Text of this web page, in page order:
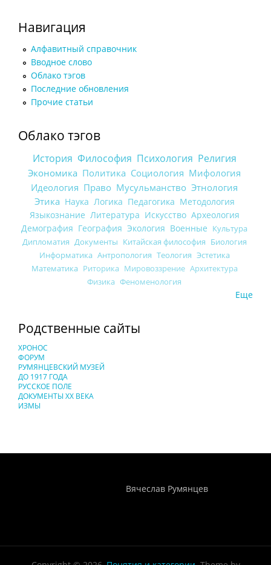
Навигация
Алфавитный справочник
Вводное слово
Облако тэгов
Последние обновления
Прочие статьи
Облако тэгов
История Философия Психология Религия
Экономика Политика Социология Мифология
Идеология Право Мусульманство Этнология
Этика Наука Логика Педагогика Методология
Языкознание Литература Искусство Археология
Демография География Экология Военные Культура
Дипломатия Документы Китайская философия Биология
Информатика Антропология Теология Эстетика
Математика Риторика Мировоззрение Архитектура
Физика Феноменология
Еще
Родственные сайты
ХРОНОС
ФОРУМ
РУМЯНЦЕВСКИЙ МУЗЕЙ
ДО 1917 ГОДА
РУССКОЕ ПОЛЕ
ДОКУМЕНТЫ XX ВЕКА
ИЗМЫ
Вячеслав Румянцев